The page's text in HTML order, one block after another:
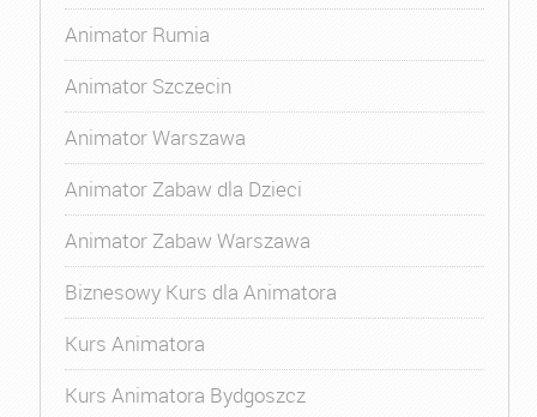
Animator Rumia
Animator Szczecin
Animator Warszawa
Animator Zabaw dla Dzieci
Animator Zabaw Warszawa
Biznesowy Kurs dla Animatora
Kurs Animatora
Kurs Animatora Bydgoszcz